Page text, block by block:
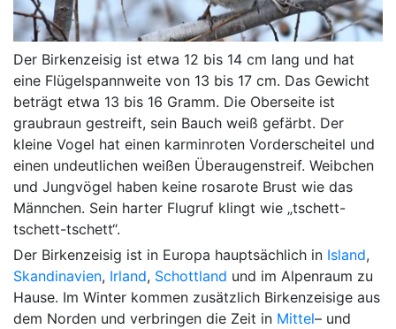
Der Birkenzeisig ist etwa 12 bis 14 cm lang und hat
eine Flügelspannweite von 13 bis 17 cm. Das Gewicht
beträgt etwa 13 bis 16 Gramm. Die Oberseite ist
graubraun gestreift, sein Bauch weiß gefärbt. Der
kleine Vogel hat einen karminroten Vorderscheitel und
einen undeutlichen weißen Überaugenstreif. Weibchen
und Jungvögel haben keine rosarote Brust wie das
Männchen. Sein harter Flugruf klingt wie „tschett-
tschett-tschett“.
Der Birkenzeisig ist in Europa hauptsächlich in Island,
Skandinavien, Irland, Schottland und im Alpenraum zu
Hause. Im Winter kommen zusätzlich Birkenzeisige aus
dem Norden und verbringen die Zeit in Mittel– und